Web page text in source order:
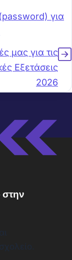
για
μας για τις
Εξετάσεις
2026
στην